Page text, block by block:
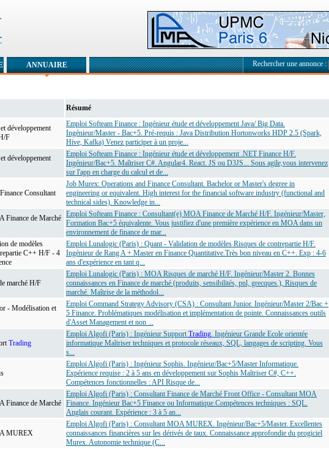
Résumé
développement
F
Emploi Softeam Finance : Ingénieur étude et développement Java/ Big Data.
Ingénieur/Master - Bac+5. Pré-requis : Java Distribution Hortonworks HDP 2.5 (Spark,
Hive, Kafka) Venez participer à un proje...
développement
Emploi Softeam Finance : Ingénieur étude et développement .NET Finance H/F.
Ingénieur/Bac+5. Maîtriser C#. Angular4. React. JS ou D3JS... Sous agile,vous intervenez
sur l'app en charge du calcul et de...
Consultant
Job Murex: Operations and Finance Consultant. Bachelor or Master's degree in
engineering or equivalent. High interest for the financial software industry (functional and
technical sides). Knowledge in...
Finance de Marché Emploi Softeam Finance : Consultant(e) MOA Finance de Marché H/F. Ingénieur/Master,
Formation Bac+5 équivalente. Vous justifiez d'une première expérience en MOA dans un
environnement de finance de mar...
de modèles
C++ H/F - 4
Emploi Lunalogic (Paris) : Quant - Validation de modèles Risques de contrepartie H/F.
Ingénieur de Rang A + Master en Finance Quantitative.Très bon niveau en C++. Exp : 4-6
ans d'expérience en tant q...
marché H/F
Emploi Lunalogic (Paris) : MOA Risques de marché H/F. Ingénieur/Master 2. Bonnes
connaissances en Finance de marché (produits, sensibilités, pnl, grecques.), Risques de
marché. Maîtrise de la méthodol...
- Modélisation et
Emploi Command Strategy Advisory (CSA) : Consultant Junior. Ingénieur/Master 2/Bac +
5 Finance. Problématiques modélisation et implémentation de pointe. Connaissances outils
d'Asset Management et non ...
Trading
Emploi Algofi (Paris) : Ingénieur SupportTrading. Ingénieur Grande Ecole orientée
informatique Maîtriser techniques et protocole réseaux, SQL, langages de scripting. Vous
s...
Emploi Algofi (Paris) : Ingénieur Sophis. Ingénieur/Bac+5/Master Informatique.
Expérience requise : 2 à 5 ans en développement sur Sophis Maîtriser C#, C++.
Compétences fonctionnelles : API Risque de...
Finance de Marché
Emploi Algofi (Paris) : Consultant Finance de Marché Front Office - Consultant MOA
Finance. Ingénieur Bac+5 Finance ou Informatique.Compétences techniques : SQL.
Anglais courant. Expérience : 3 à 5 an...
MUREX
Emploi Algofi (Paris) : Consultant MOA MUREX. Ingénieur/Bac+5/Master. Excellentes
connaissances financières sur les dérivés de taux. Connaissance approfondie du progiciel
Murex. Autonomie technique (C...
ANNUAIRE Rechercher une annonce :